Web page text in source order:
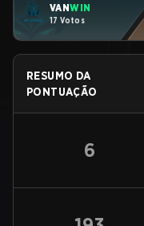
VANWIN
17 Votos
RESUMO DA
PONTUAÇÃO
6